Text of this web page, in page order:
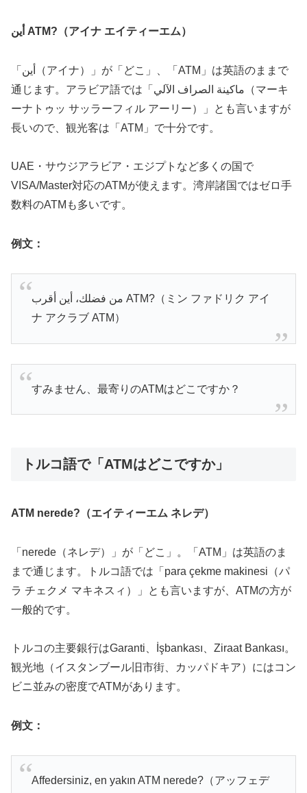
أين ATM?（アイナ エイティーエム）
「أين（アイナ）」が「どこ」、「ATM」は英語のままで
通じます。アラビア語では「ماكينة الصراف الآلي（マーキ
ーナトゥッ サッラーフィル アーリー）」とも言いますが
長いので、観光客は「ATM」で十分です。
UAE・サウジアラビア・エジプトなど多くの国で
VISA/Master対応のATMが使えます。湾岸諸国ではゼロ手
数料のATMも多いです。
例文：
من فضلك، أين أقرب ATM?（ミン ファドリク アイ
ナ アクラブ ATM）
すみません、最寄りのATMはどこですか？
トルコ語で「ATMはどこですか」
ATM nerede?（エイティーエム ネレデ）
「nerede（ネレデ）」が「どこ」。「ATM」は英語のま
まで通じます。トルコ語では「para çekme makinesi（パ
ラ チェクメ マキネスィ）」とも言いますが、ATMの方が
一般的です。
トルコの主要銀行はGaranti、İşbankası、Ziraat Bankası。
観光地（イスタンブール旧市街、カッパドキア）にはコン
ビニ並みの密度でATMがあります。
例文：
Affedersiniz, en yakın ATM nerede?（アッフェデ